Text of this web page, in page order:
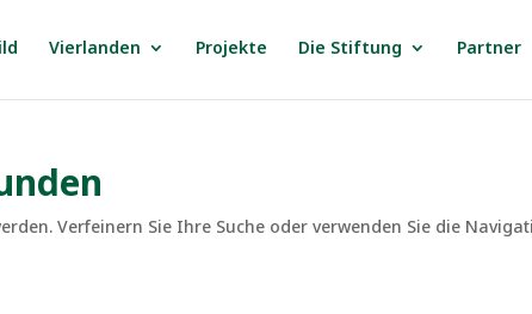
Vierlanden Projekte Die Stiftung Partner
Verfeinern Sie Ihre Suche oder verwenden Sie die